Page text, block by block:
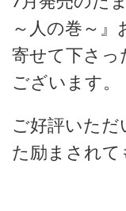
～人の巻～』
寄せて下さっ
ございます。
ご好評いただ
た励まされて